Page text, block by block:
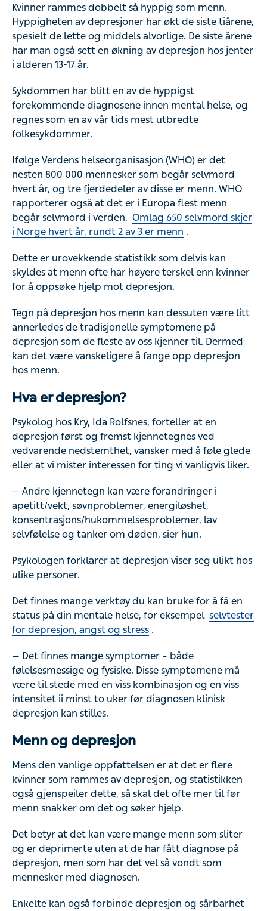
Kvinner rammes dobbelt så hyppig som menn.
Hyppigheten av depresjoner har økt de siste tiårene,
spesielt de lette og middels alvorlige. De siste årene
har man også sett en økning av depresjon hos jenter
i alderen 13-17 år.
Sykdommen har blitt en av de hyppigst
forekommende diagnosene innen mental helse, og
regnes som en av vår tids mest utbredte
folkesykdommer.
Ifølge Verdens helseorganisasjon (WHO) er det
nesten 800 000 mennesker som begår selvmord
hvert år, og tre fjerdedeler av disse er menn. WHO
rapporterer også at det er i Europa flest menn
begår selvmord i verden. Omlag 650 selvmord skjer
i Norge hvert år, rundt 2 av 3 er menn .
Dette er urovekkende statistikk som delvis kan
skyldes at menn ofte har høyere terskel enn kvinner
for å oppsøke hjelp mot depresjon.
Tegn på depresjon hos menn kan dessuten være litt
annerledes de tradisjonelle symptomene på
depresjon som de fleste av oss kjenner til. Dermed
kan det være vanskeligere å fange opp depresjon
hos menn.
Hva er depresjon?
Psykolog hos Kry, Ida Rolfsnes, forteller at en
depresjon først og fremst kjennetegnes ved
vedvarende nedstemthet, vansker med å føle glede
eller at vi mister interessen for ting vi vanligvis liker.
— Andre kjennetegn kan være forandringer i
apetitt/vekt, søvnproblemer, energiløshet,
konsentrasjons/hukommelsesproblemer, lav
selvfølelse og tanker om døden, sier hun.
Psykologen forklarer at depresjon viser seg ulikt hos
ulike personer.
Det finnes mange verktøy du kan bruke for å få en
status på din mentale helse, for eksempel selvtester
for depresjon, angst og stress .
— Det finnes mange symptomer – både
følelsesmessige og fysiske. Disse symptomene må
være til stede med en viss kombinasjon og en viss
intensitet ii minst to uker før diagnosen klinisk
depresjon kan stilles.
Menn og depresjon
Mens den vanlige oppfattelsen er at det er flere
kvinner som rammes av depresjon, og statistikken
også gjenspeiler dette, så skal det ofte mer til før
menn snakker om det og søker hjelp.
Det betyr at det kan være mange menn som sliter
og er deprimerte uten at de har fått diagnose på
depresjon, men som har det vel så vondt som
mennesker med diagnosen.
Enkelte kan også forbinde depresjon og sårbarhet